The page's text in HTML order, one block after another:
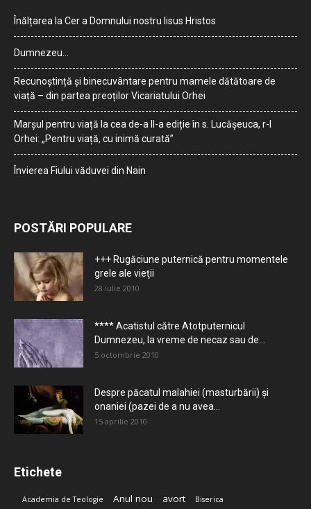
Înălțarea la Cer a Domnului nostru Iisus Hristos
Dumnezeu…
Recunoștință și binecuvântare pentru mamele dătătoare de
viață – din partea preoților Vicariatului Orhei
Marșul pentru viață la cea de-a II-a ediție în s. Lucășeuca, r-l
Orhei: „Pentru viață, cu inimă curată”
Învierea Fiului văduvei din Nain
POSTĂRI POPULARE
+++ Rugăciune puternică pentru momentele
grele ale vieţii
28 iulie 2010
**** Acatistul către Atotputernicul
Dumnezeu, la vreme de necaz sau de...
5 octombrie 2010
Despre păcatul malahiei (masturbării) şi
onaniei (pazei de a nu avea...
15 aprilie 2010
Etichete
Academia de Teologie Anul nou avort Biserica